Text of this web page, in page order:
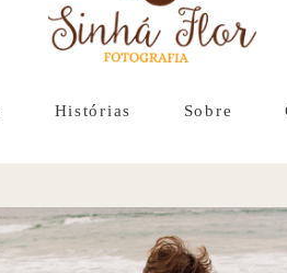
Histórias Sobre